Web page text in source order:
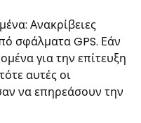
Ανακρίβειες
σφάλματα GPS. Εάν
για την επίτευξη
αυτές οι
να επηρεάσουν την